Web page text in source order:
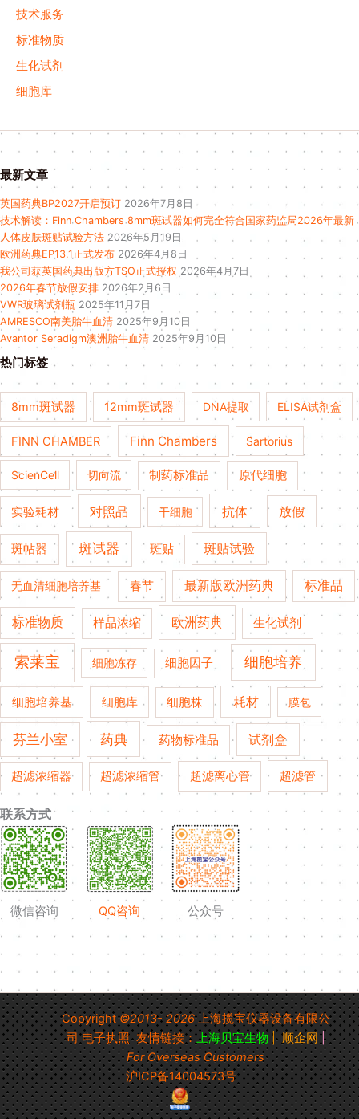
技术服务
标准物质
生化试剂
细胞库
最新文章
英国药典BP2027开启预订 2026年7月8日
技术解读：Finn Chambers 8mm斑试器如何完全符合国家药监局2026年最新
人体皮肤斑贴试验方法 2026年5月19日
欧洲药典EP13.1正式发布 2026年4月8日
我公司获英国药典出版方TSO正式授权 2026年4月7日
2026年春节放假安排 2026年2月6日
VWR玻璃试剂瓶 2025年11月7日
AMRESCO南美胎牛血清 2025年9月10日
Avantor Seradigm澳洲胎牛血清 2025年9月10日
热门标签
8mm斑试器 12mm斑试器 DNA提取 ELISA试剂盒
FINN CHAMBER Finn Chambers Sartorius
ScienCell 切向流 制药标准品 原代细胞
实验耗材 对照品 干细胞 抗体 放假
斑帖器 斑试器 斑贴 斑贴试验
无血清细胞培养基 春节 最新版欧洲药典 标准品
标准物质 样品浓缩 欧洲药典 生化试剂
索莱宝 细胞冻存 细胞因子 细胞培养
细胞培养基 细胞库 细胞株 耗材 膜包
芬兰小室 药典 药物标准品 试剂盒
超滤浓缩器 超滤浓缩管 超滤离心管 超滤管
联系方式
微信咨询 QQ咨询 公众号
Copyright©2013- 2026上海揽宝仪器设备有限公
司电子执照友情链接：上海贝宝生物 | 顺企网 |
For Overseas Customers
沪ICP备14004573号